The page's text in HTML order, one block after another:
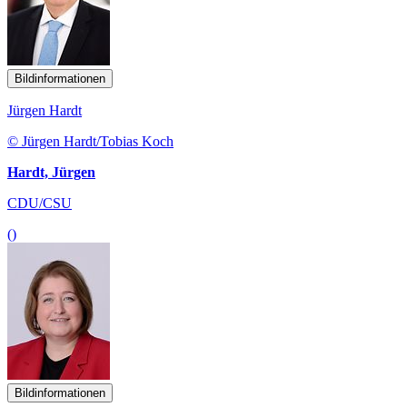
Bildinformationen
Jürgen Hardt
© Jürgen Hardt/Tobias Koch
Hardt, Jürgen
CDU/CSU
()
Bildinformationen